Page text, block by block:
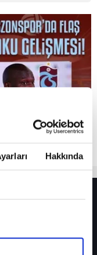
Hakkında
gelmişti
için olay sözler!